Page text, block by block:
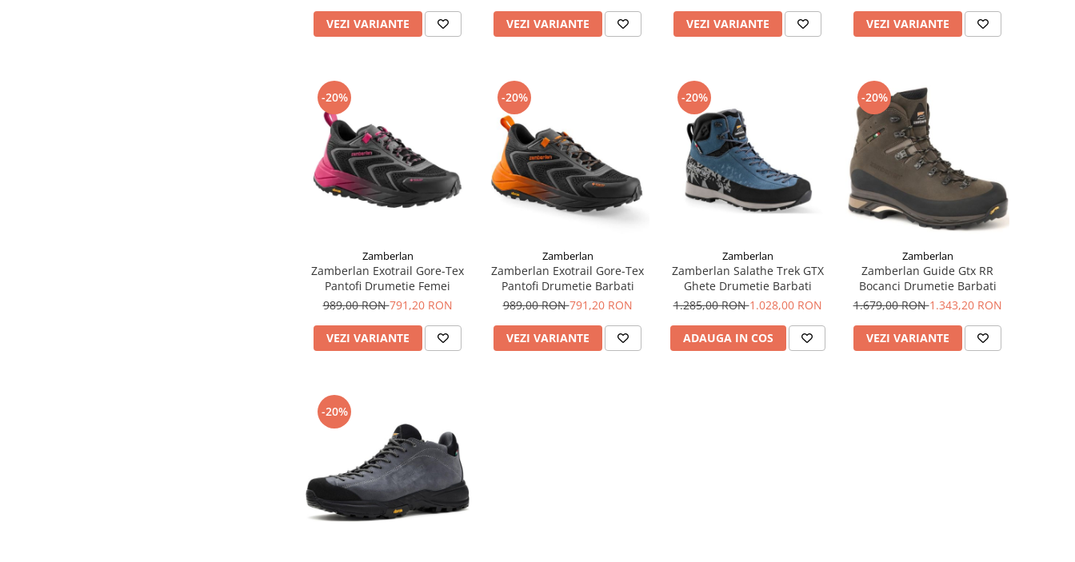
VEZI VARIANTE VEZI VARIANTE VEZI VARIANTE VEZI VARIANTE
-20%
Zamberlan
Zamberlan Exotrail Gore-Tex
Pantofi Drumetie Femei
989,00 RON791,20 RON
VEZI VARIANTE
-20%
Zamberlan
Zamberlan Exotrail Gore-Tex
Pantofi Drumetie Barbati
989,00 RON791,20 RON
VEZI VARIANTE
-20%
Zamberlan
Zamberlan Salathe Trek GTX
Ghete Drumetie Barbati
1.285,00 RON1.028,00 RON
ADAUGA IN COS
-20%
Zamberlan
Zamberlan Guide Gtx RR
Bocanci Drumetie Barbati
1.679,00 RON1.343,20 RON
VEZI VARIANTE
-20%